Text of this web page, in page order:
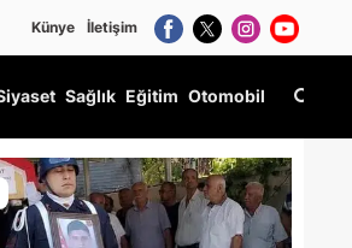
Künye İletişim
Sağlık Eğitim Otomobil